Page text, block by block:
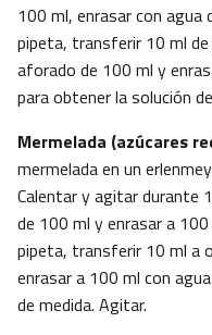
100 ml, enrasar con agua
pipeta, transferir 10 ml
aforado de 100 ml y
para obtener la solución
Mermelada (azúcares
mermelada en un
Calentar y agitar durante
de 100 ml y enrasar a
pipeta, transferir 10 ml a
enrasar a 100 ml con
de medida. Agitar.